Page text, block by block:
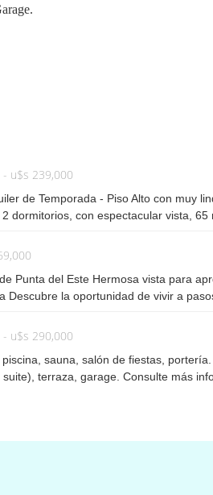
u$s 239,000
de Temporada - Piso Alto con muy
dormitorios, con espectacular vista, 65
Punta del Este Hermosa vista para
Descubre la oportunidad de vivir a
y 2 baños (incluyendo una suite)
estilo de vida costero. Con una
para ofrecer comodidad y
con microondas y freezer, creando un
familiares y amigos. Con capacidad
u$s 290,000
sauna, salón de fiestas,
terraza, garage. Consulte más